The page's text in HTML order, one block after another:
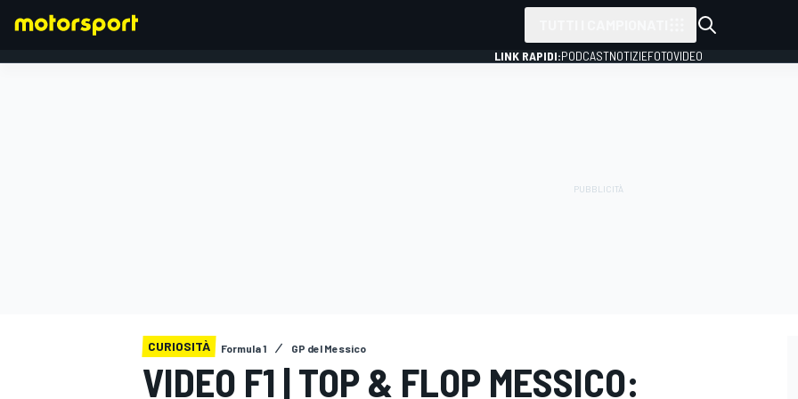
LINK RAPIDI:PODCASTNOTIZIEFOTOVIDEO
CURIOSITÀ Formula 1 GP del Messico
VIDEO F1 | TOP & FLOP MESSICO: